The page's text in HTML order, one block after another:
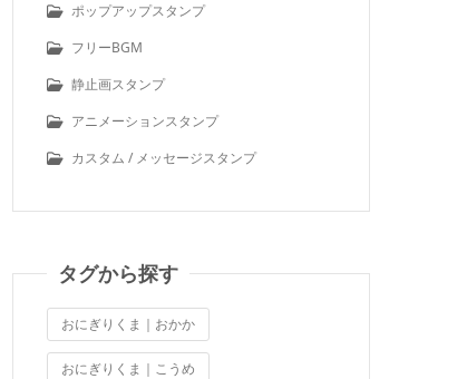
ポップアップスタンプ
フリーBGM
静止画スタンプ
アニメーションスタンプ
カスタム / メッセージスタンプ
タグから探す
おにぎりくま｜おかか
おにぎりくま｜こうめ